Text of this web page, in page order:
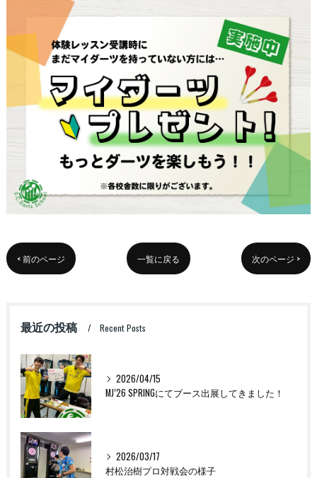
< 前のページ 一覧に戻る 次のページ >
最近の投稿 Recent Posts
2026/04/15
MJ’26 SPRINGにてブース出展してきました！
2026/03/17
村松治樹プロ対戦会の様子